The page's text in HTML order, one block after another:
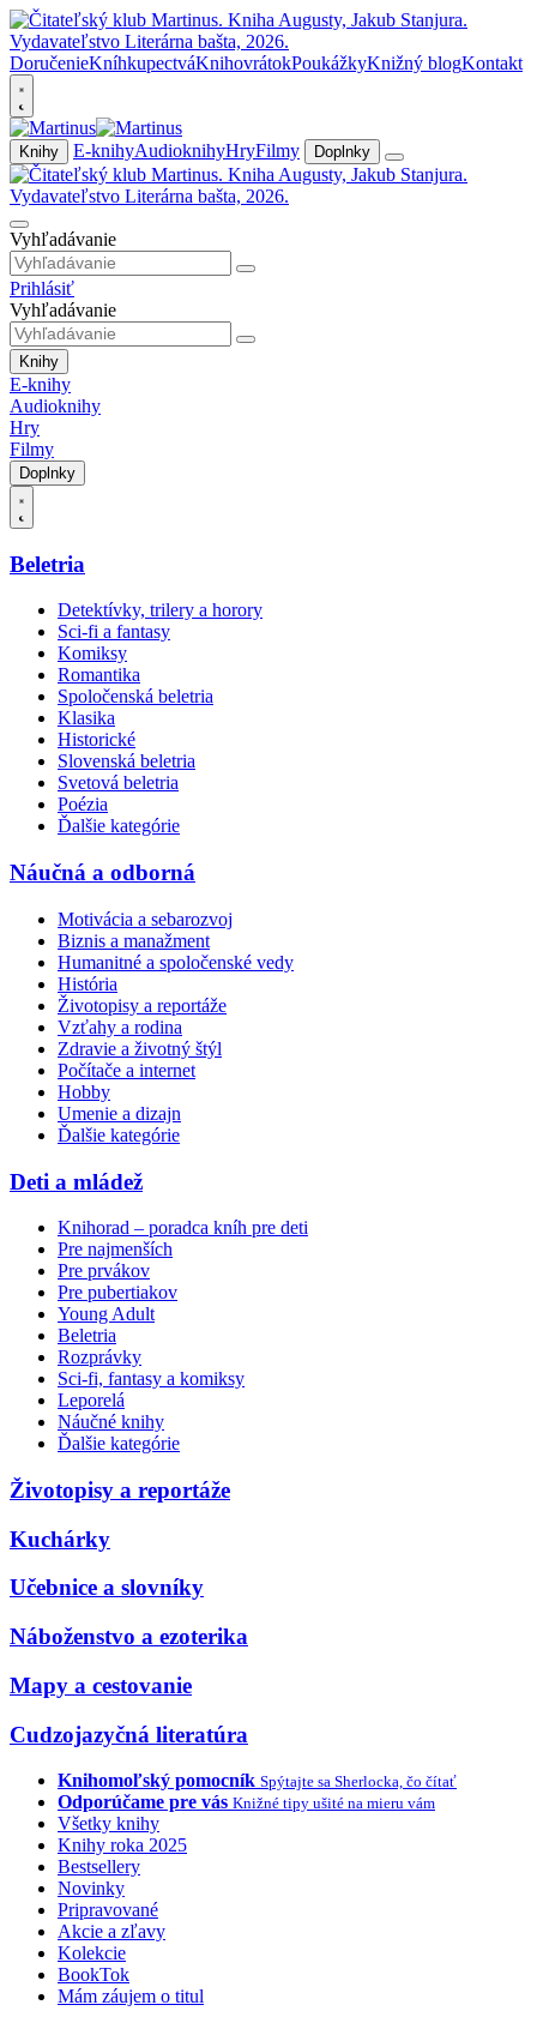
DoručenieKníhkupectváKnihovrátokPoukážkyKnižný blogKontakt
Knihy E-knihyAudioknihyHryFilmy Doplnky
Vyhľadávanie
Prihlásiť
Vyhľadávanie
Knihy
E-knihy
Audioknihy
Hry
Filmy
Doplnky
Beletria
Detektívky, trilery a horory
Sci-fi a fantasy
Komiksy
Romantika
Spoločenská beletria
Klasika
Historické
Slovenská beletria
Svetová beletria
Poézia
Ďalšie kategórie
Náučná a odborná
Motivácia a sebarozvoj
Biznis a manažment
Humanitné a spoločenské vedy
História
Životopisy a reportáže
Vzťahy a rodina
Zdravie a životný štýl
Počítače a internet
Hobby
Umenie a dizajn
Ďalšie kategórie
Deti a mládež
Knihorad – poradca kníh pre deti
Pre najmenších
Pre prvákov
Pre pubertiakov
Young Adult
Beletria
Rozprávky
Sci-fi, fantasy a komiksy
Leporelá
Náučné knihy
Ďalšie kategórie
Životopisy a reportáže
Kuchárky
Učebnice a slovníky
Náboženstvo a ezoterika
Mapy a cestovanie
Cudzojazyčná literatúra
Knihomoľský pomocník Spýtajte sa Sherlocka, čo čítať
Odporúčame pre vás Knižné tipy ušité na mieru vám
Všetky knihy
Knihy roka 2025
Bestsellery
Novinky
Pripravované
Akcie a zľavy
Kolekcie
BookTok
Mám záujem o titul